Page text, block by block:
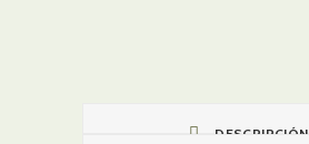
DESCRIPCIÓN